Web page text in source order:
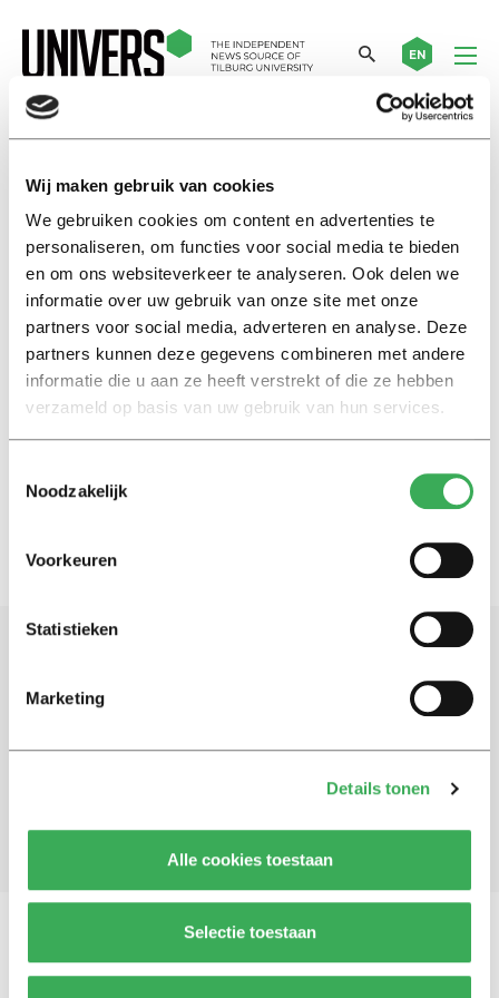
Wij maken gebruik van cookies
We gebruiken cookies om content en advertenties te
personaliseren, om functies voor social media te bieden
en om ons websiteverkeer te analyseren. Ook delen we
informatie over uw gebruik van onze site met onze
partners voor social media, adverteren en analyse. Deze
partners kunnen deze gegevens combineren met andere
informatie die u aan ze heeft verstrekt of die ze hebben
verzameld op basis van uw gebruik van hun services.
Noodzakelijk
Voorkeuren
Statistieken
Marketing
Details tonen
Alle cookies toestaan
Selectie toestaan
EN
‘Right’ and ‘wrong’ can be close
together
03 februari 2023
Sprekend verleden
‘Goed’ en ‘fout’ kunnen dicht bij
elkaar liggen
Blijf op de hoogte. Meld je aan voor de nieuwsbrief van
Vragen, opmerkingen of tips?Neem contact met